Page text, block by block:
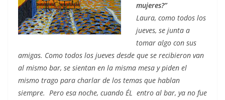
mujeres?”
Laura, como todos los
jueves, se junta a
tomar algo con sus
amigas. Como todos los jueves desde que se recibieron van
al mismo bar, se sientan en la misma mesa y piden el
mismo trago para charlar de los temas que hablan
siempre. Pero esa noche, cuando ÉL entro al bar, ya no fue